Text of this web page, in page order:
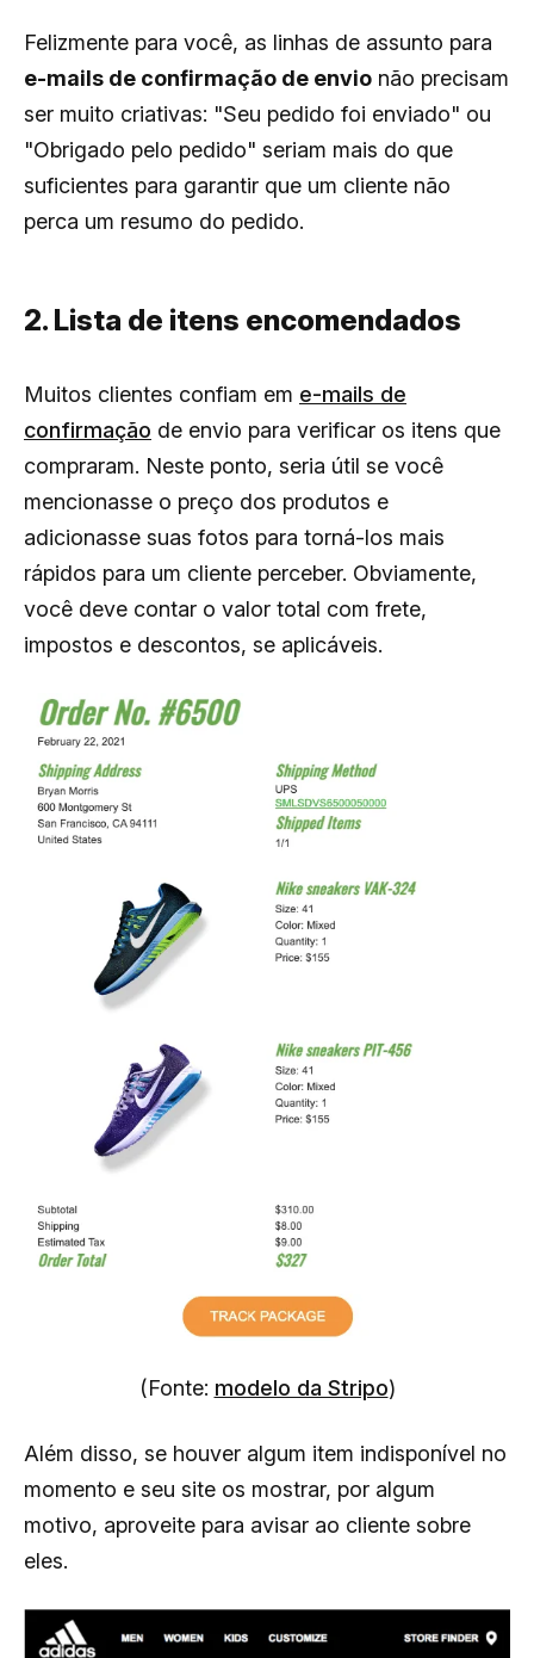
Felizmente para você, as linhas de assunto para
e-mails de confirmação de envio não precisam
ser muito criativas: "Seu pedido foi enviado" ou
"Obrigado pelo pedido" seriam mais do que
suficientes para garantir que um cliente não
perca um resumo do pedido.
2. Lista de itens encomendados
Muitos clientes confiam em e-mails de
confirmação de envio para verificar os itens que
compraram. Neste ponto, seria útil se você
mencionasse o preço dos produtos e
adicionasse suas fotos para torná-los mais
rápidos para um cliente perceber. Obviamente,
você deve contar o valor total com frete,
impostos e descontos, se aplicáveis.
(Fonte: modelo da Stripo)
Além disso, se houver algum item indisponível no
momento e seu site os mostrar, por algum
motivo, aproveite para avisar ao cliente sobre
eles.